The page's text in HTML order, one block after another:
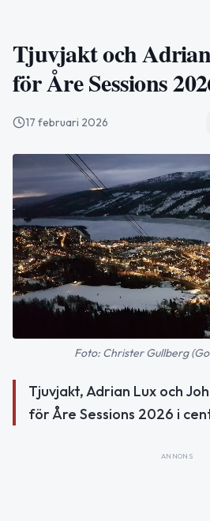
Tjuvjakt och
för Åre Sessions
17 februari 2026
Foto: Christer Gullberg
Tjuvjakt, Adrian Lux och
för Åre Sessions 2026 i
ANNONS